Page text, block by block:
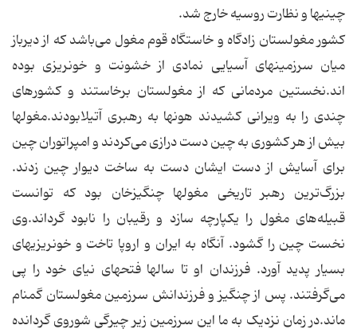
چینی‎ها و نظارت روسیه خارج شد.
کشور مغولستان زادگاه و خاستگاه قوم مغول می‌‌باشد که از دیرباز
میان سرزمینهای آسیایی نمادی از خشونت و خونریزی بوده
اند.نخستین مردمانی که از مغولستان برخاستند و کشورهای
چندی را به ویرانی کشیدند هونها به رهبری آتیلابودند.مغولها
بیش از هر کشوری به چین دست درازی می‌‌کردند و امپراتوران چین
برای آسایش از دست ایشان دست به ساخت دیوار چین زدند.
بزرگ‌ترین رهبر تاریخی مغولها چنگیزخان بود که توانست
قبیله‌های مغول را یکپارچه سازد و رقیبان را نابود گرداند.وی
نخست چین را گشود. آنگاه به ایران و اروپا تاخت و خونریزیهای
بسیار پدید آورد. فرزندان او تا سالها فتحهای نیای خود را پی
می‌‌گرفتند. پس از چنگیز و فرزندانش سرزمین مغولستان گمنام
ماند.در زمان نزدیک به ما این سرزمین زیر چیرگی شوروی گردانده